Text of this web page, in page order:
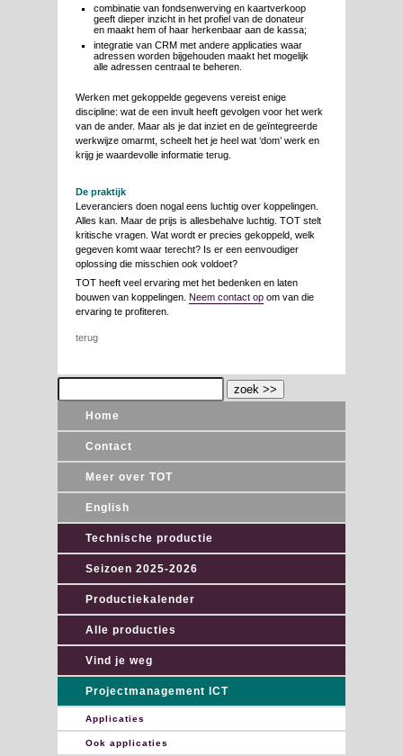
combinatie van fondsenwerving en kaartverkoop
geeft dieper inzicht in het profiel van de donateur
en maakt hem of haar herkenbaar aan de kassa;
integratie van CRM met andere applicaties waar
adressen worden bijgehouden maakt het mogelijk
alle adressen centraal te beheren.
Werken met gekoppelde gegevens vereist enige
discipline: wat de een invult heeft gevolgen voor het werk
van de ander. Maar als je dat inziet en de geïntegreerde
werkwijze omarmt, scheelt het je heel wat ‘dom’ werk en
krijg je waardevolle informatie terug.
De praktijk
Leveranciers doen nogal eens luchtig over koppelingen.
Alles kan. Maar de prijs is allesbehalve luchtig. TOT stelt
kritische vragen. Wat wordt er precies gekoppeld, welk
gegeven komt waar terecht? Is er een eenvoudiger
oplossing die misschien ook voldoet?
TOT heeft veel ervaring met het bedenken en laten
bouwen van koppelingen. Neem contact op om van die
ervaring te profiteren.
terug
Home
Contact
Meer over TOT
English
Technische productie
Seizoen 2025-2026
Productiekalender
Alle producties
Vind je weg
Projectmanagement ICT
Applicaties
Ook applicaties